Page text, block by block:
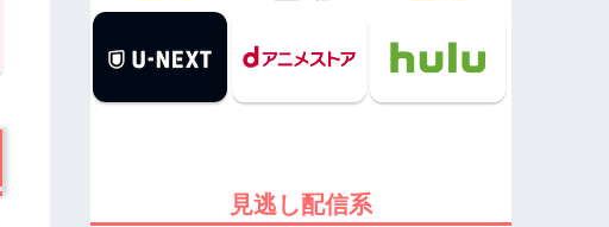
見逃し配信系